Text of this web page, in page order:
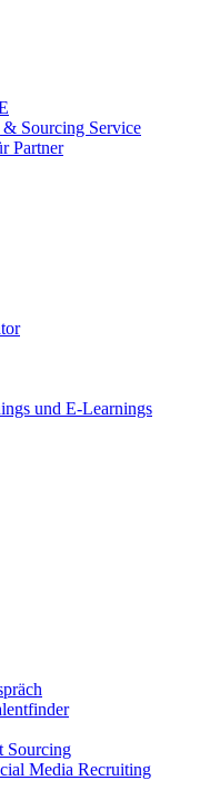
Sourcing Service
Partner
und E-Learnings
Sourcing
Media Recruiting